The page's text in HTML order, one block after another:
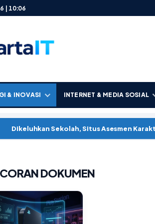
| 10:06
& INOVASI INTERNET & MEDIA SOSIAL
Dikeluhkan Sekolah, Situs Asesmen
DOKUMEN